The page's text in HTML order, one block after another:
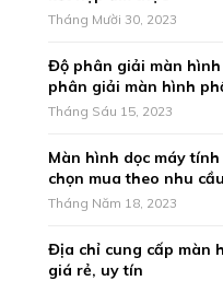
Tháng Mười 30, 2023
Độ phân giải màn
phân giải màn hình
Tháng Sáu 15, 2023
Màn hình dọc máy
chọn mua theo nhu cầu
Tháng Năm 18, 2023
Địa chỉ cung cấp màn
giá rẻ, uy tín